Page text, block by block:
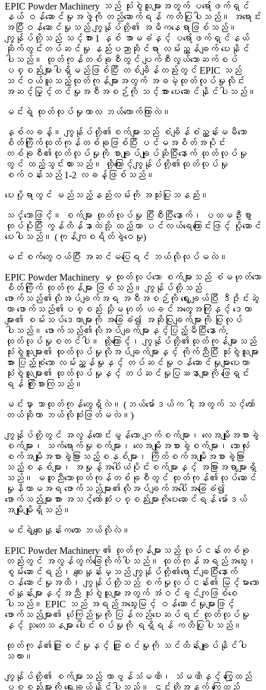
EPIC Powder Machinery သည် သုံးစွဲသူများအတွက် ပရော်ဖက်ရှင်
နယ် ဝန်ဆောင်မှုအဖွဲ့ကို တည်ဆောက်ရန် ကတိပြုပါသည်။ အရောင်း
အပြီးဝန်ဆောင်မှုသည် ကျွန်ုပ်တို့၏ အဓိကနေရာဖြစ်သည်။
ကျွန်ုပ်တို့သည် သင့်အား 1 နှစ် အာမခံနှင့် ပရော်ဖက်ရှင်နယ်
ဆိုက်တွင်းတပ်ဆင်မှု နည်းပညာဆိုင်ရာ လမ်းညွှန်ချက် ပေးနိုင်
ပါသည်။ ထုတ်ကုန်တစ်ခုစီတွင် ပျက်စီးလွယ်သောဆက်စပ်
ပစ္စည်းများပါရှိမည်ဖြစ်ပြီး တစ်ချိန်တည်းတွင် EPIC သည်
သင်ဝယ်ယူသည့်ထုတ်ကုန်များအတွက် အခမဲ့ထုတ်လုပ်မှုလိုင်း
အဆင့်မြှင့်တင်မှုအစီအစဉ်ကို သင့်အား ပေးဆောင်နိုင်ပါသည်။
မင်းရဲ့ ထုတ်လုပ်မှုကာလ ဘယ်လောက်ကြာလဲ။
နှစ်လခန့်။ ကျွန်ုပ်တို့၏စက်များသည် စံချိန်စံညွှန်းမမီသော
စိတ်ကြိုက်ထုတ်ကုန်တစ်ခုဖြစ်ပြီး ပင်မအစိတ်အပိုင်း
တစ်ခုစီ၏ထုတ်လုပ်မှုကို စာချုပ်ချုပ်ဆိုပြီးနောက် ထုတ်လုပ်မှု
တွင် ထည့်သွင်းထားသည်။ ထို့ကြောင့်ကျွန်ုပ်တို့၏ထုတ်လုပ်မှု
စက်ဝန်းသည် 1-2 လခန့်ဖြစ်သည်။
ပေးပို့ရာတွင် မည်သည့်နည်းလမ်းကို အသုံးပြုသနည်း။
သင်္ဘောဖြင့်။ စက်များ ထုတ်လုပ်မှု ပြီးစီးပြီးနောက်၊ ပထမဦးစွာ
ထုပ်ပိုးပြီး ကွန်တိန်နာထဲသို့ ထည့်ကာ ပင်လယ်ရေကြောင်းဖြင့် ပို့ဆောင်
ပေးပါသည်။ (ကုန်ကျစရိတ်ခွဲဝေမှု)
မင်းစက်တွေဝယ်ပြီး အဆင်မပြေရင် ဘယ်လိုလုပ်မလဲ။
EPIC Powder Machinery မှ ထုတ်လုပ်သော စက်များသည် စံမဟုတ်သော
စိတ်ကြိုက် ထုတ်ကုန်များ ဖြစ်သည်။ ကျွန်ုပ်တို့သည်
ဖောက်သည်၏လိုအပ်ချက်အရ အစီအစဉ်ကို ရွေးချယ်ပြီး ဒီဇိုင်းဆွဲ
ကာ ဖောက်သည်၏ပစ္စည်း သို့မဟုတ် ယခင်အတွေ့အကြုံနှင့် ဒေတာ
များ၏ စမ်းသပ်ဒေတာများကို အခြေခံ၍ အဆိုပြုချက်များကို ပြုလုပ်
ပါသည်။ ဖောက်သည်၏လိုအပ်ချက်များနှင့်ပြည့်မီပြီးနောက်,
ထုတ်လုပ်မှုစတင်ပါ။ ထို့ကြောင့်၊ ကျွန်ုပ်တို့၏ထုတ်ကုန်များသည်
သုံးစွဲသူများ၏ ထုတ်လုပ်မှုလိုအပ်ချက်များနှင့် ကိုက်ညီပြီး သုံးစွဲသူများ
အား ပြည့်စုံသော လမ်းညွှန်မှုနှင့် တပ်ဆင်မှုဝန်ဆောင်မှုများပေးကာ
သုံးစွဲသူများ၏ ထုတ်လုပ်မှုနှင့် တပ်ဆင်မှုပြဿနာများကို ဖြေရှင်း
ရန် ကြိုးစားကြသည်။
မင်းမှာ ဘာထုတ်ကုန်တွေရှိလဲ။ (ဘယ်မော်ဒယ်က ငါ့အတွက် သင့်တော်
တယ်ဆိုတာ ဘယ်လိုဆုံးဖြတ်မလဲ။)
ကျွန်ုပ်တို့တွင် အလွန်ကောင်းမွန်သော ဂျက်စက်များ၊ လေအမျိုးအစားခွဲ
စက်များ၊ သက်ရောက်မှုစက်များ၊ လေအမျိုးအစားခွဲစက်များ၊ ဘောလုံး
စက်အမျိုးအစားခွဲခြားသည့်စနစ်များ၊ ကြိတ်စက်အမျိုးအစားခွဲခြား
သည့်စနစ်များ၊ အမှုန့်အပေါ်ယံပိုင်းစက်များနှင့် အခြားအရာများရှိ
သည်။ မတူညီသောထုတ်ကုန်တစ်ခုစီတွင် ထုတ်ကုန်၏လုပ်ဆောင်
မှုနိယာမအရ ဖောက်သည်များ၏လိုအပ်ချက်အပေါ်အခြေခံ၍
ဖောက်သည်များအား အသင့်တော်ဆုံးပစ္စည်းများကိုပေးဆောင်ရန် မော်ဒယ်
အမျိုးမျိုးရှိသည်။
မင်းရဲ့စျေးနှုန်းကကော ဘယ်လိုလဲ။
EPIC Powder Machinery ၏ ထုတ်ကုန်များသည် လုပ်ငန်းတစ်ခု
တည်းတွင် အလွန်တွက်ခြေကိုက်ပါသည်။ ထုတ်ကုန်အရည်အသွေး၊
စွမ်းဆောင်ရည်၊ စျေးနှုန်းမှသည် ကျွန်ုပ်တို့၏ရောင်းချပြီးနောက်
ဝန်ဆောင်မှုအထိ၊ ကျွန်ုပ်တို့သည် စက်မှုလုပ်ငန်း၏ မြင့်မားသော
စံနှုန်းများနှင့်အညီ သုံးစွဲသူများအတွက် အံဝင်ခွင်ကျဖြစ်စေ
ပါသည်။ EPIC သည် အရည်အသွေးမြင့် ဝန်ဆောင်မှုများဖြင့်
ဖောက်သည်များ၏ ယုံကြည်မှုကို ပြန်လည်ပေးဆပ်ရင်း ထုတ်လုပ်မှု
နှင့် သုတေသနများ ပေါင်းစပ်မှုကို ရရှိရန် ကတိပြုပါသည်။
ထုတ်ကုန်၏ဖြူစင်မှုနှင့် ဖြူစင်မှုကို သင်ထိန်းချုပ်နိုင်ပါ
သလား။
ကျွန်ုပ်တို့၏ စက်များသည် ကာဗွန်သံမဏိ၊ သံမဏိနှင့် ကြွေထည်
ပစ္စည်းများကို ရွေးချယ်နိုင်ပါသည်။ ၎င်းတို့အနက် ကြွေထည်